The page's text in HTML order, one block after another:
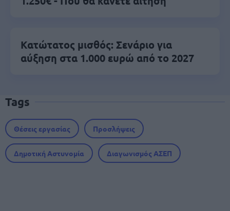
Κατώτατος μισθός: Σενάριο για
αύξηση στα 1.000 ευρώ από το 2027
Tags
Θέσεις εργασίας Προσλήψεις
Δημοτική Αστυνομία Διαγωνισμός ΑΣΕΠ